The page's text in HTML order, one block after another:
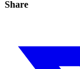
Share